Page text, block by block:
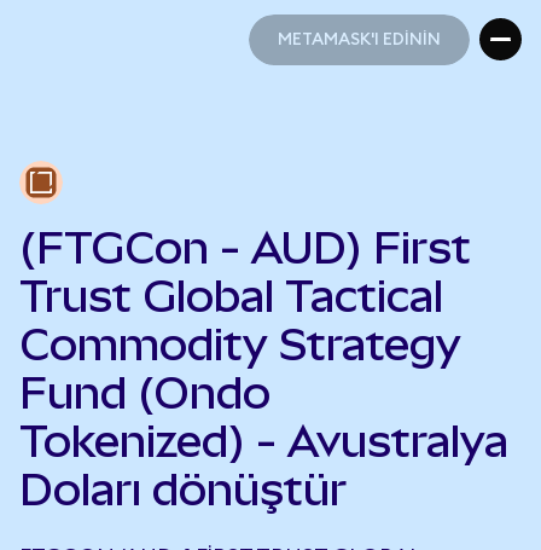
METAMASK'I EDİNİN
(FTGCon - AUD) First
Trust Global Tactical
Commodity Strategy
Fund (Ondo
Tokenized) - Avustralya
Doları dönüştür